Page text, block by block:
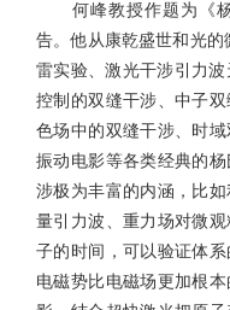
何峰教授作题为《杨
告。他从康乾盛世和光
雷实验、激光干涉引力
控制的双缝干涉、中子
色场中的双缝干涉、时
振动电影等各类经典的
涉极为丰富的内涵，比
量引力波、重力场对微
子的时间，可以验证体
电磁势比电磁场更加根